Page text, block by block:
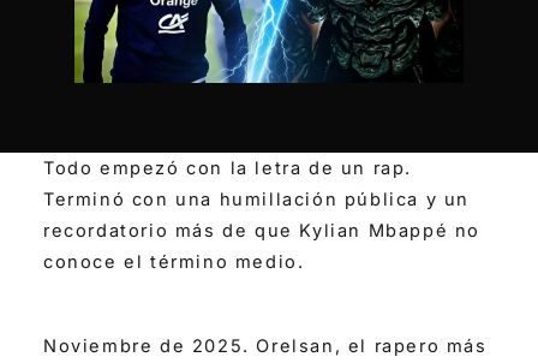
Todo empezó con la letra de un rap.
Terminó con una humillación pública y un
recordatorio más de que Kylian Mbappé no
conoce el término medio.
Noviembre de 2025. Orelsan, el rapero más